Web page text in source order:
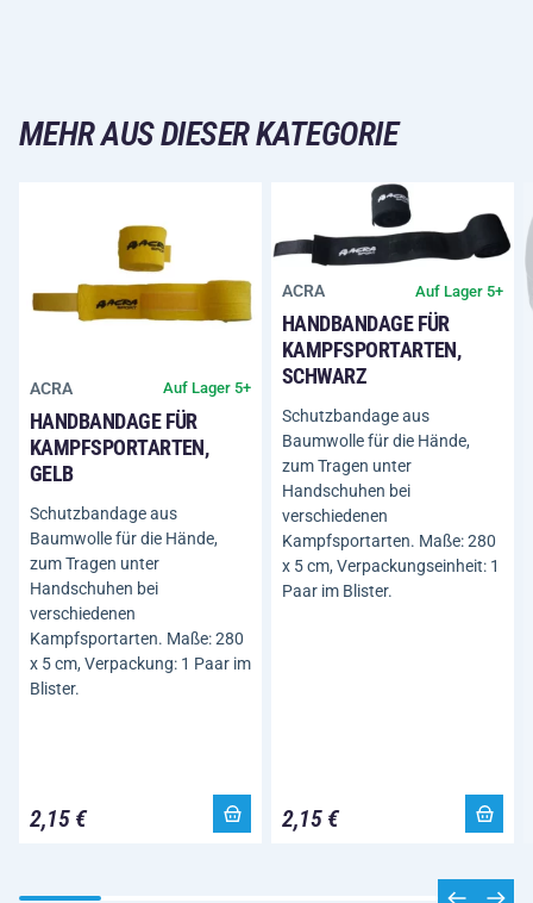
MEHR AUS DIESER KATEGORIE
ACRA Auf Lager 5+
HANDBANDAGE FÜR
KAMPFSPORTARTEN,
GELB
Schutzbandage aus
Baumwolle für die Hände,
zum Tragen unter
Handschuhen bei
verschiedenen
Kampfsportarten. Maße: 280
x 5 cm, Verpackung: 1 Paar im
Blister.
2,15 €
ACRA Auf Lager 5+
HANDBANDAGE FÜR
KAMPFSPORTARTEN,
SCHWARZ
Schutzbandage aus
Baumwolle für die Hände,
zum Tragen unter
Handschuhen bei
verschiedenen
Kampfsportarten. Maße: 280
x 5 cm, Verpackungseinheit: 1
Paar im Blister.
2,15 €